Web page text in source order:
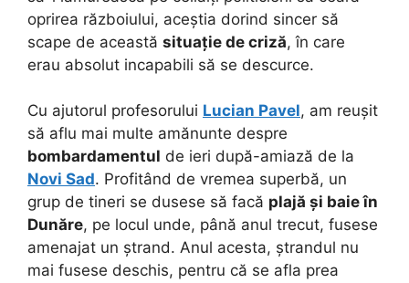
oprirea războiului, aceștia dorind sincer să
scape de această situație de criză, în care
erau absolut incapabili să se descurce.
Cu ajutorul profesorului Lucian Pavel, am reușit
să aflu mai multe amănunte despre
bombardamentul de ieri după-amiază de la
Novi Sad. Profitând de vremea superbă, un
grup de tineri se dusese să facă plajă și baie în
Dunăre, pe locul unde, până anul trecut, fusese
amenajat un ștrand. Anul acesta, ștrandul nu
mai fusese deschis, pentru că se afla prea